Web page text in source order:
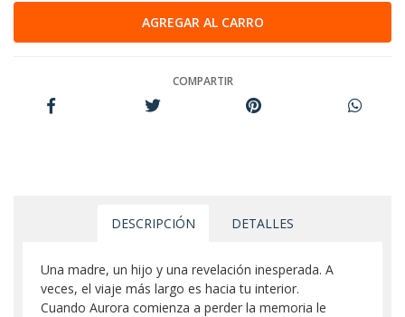
COMPARTIR
DESCRIPCIÓN DETALLES
Una madre, un hijo y una revelación inesperada. A
veces, el viaje más largo es hacia tu interior.
Cuando Aurora comienza a perder la memoria le